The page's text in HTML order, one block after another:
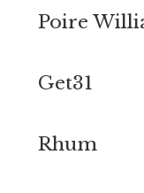
Poire
Get31
Rhum